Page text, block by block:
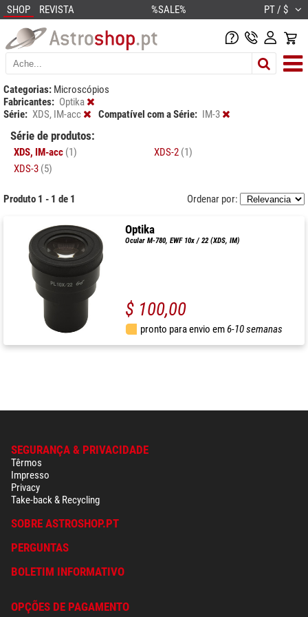
SHOP REVISTA %SALE% PT / $
Categorias: Microscópios
Fabricantes: Optika
Série: XDS, IM-acc Compatível com a Série: IM-3
Série de produtos:
XDS, IM-acc (1) XDS-2 (1)
XDS-3 (5)
Produto 1 - 1 de 1 Ordenar por:
Optika
Ocular M-780, EWF 10x / 22 (XDS, IM)
$ 100,00
pronto para envio em6-10 semanas
SEGURANÇA & PRIVACIDADE
Têrmos
Impresso
Privacy
Take-back & Recycling
SOBRE ASTROSHOP.PT
PERGUNTAS
BOLETIM INFORMATIVO
OPÇÕES DE PAGAMENTO